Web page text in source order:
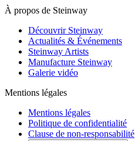
À propos de Steinway
Découvrir Steinway
Actualités & Événements
Steinway Artists
Manufacture Steinway
Galerie vidéo
Mentions légales
Mentions légales
Politique de confidentialité
Clause de non-responsabilité